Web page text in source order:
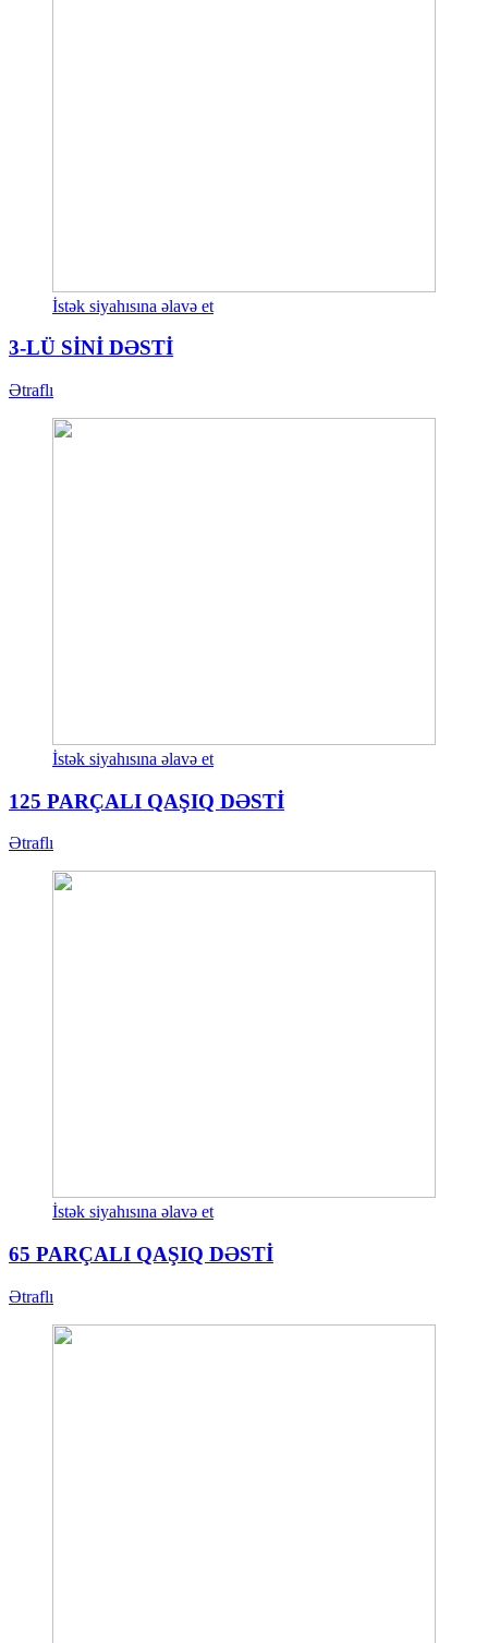
İstək siyahısına əlavə et
3-LÜ SİNİ DƏSTİ
Ətraflı
İstək siyahısına əlavə et
125 PARÇALI QAŞIQ DƏSTİ
Ətraflı
İstək siyahısına əlavə et
65 PARÇALI QAŞIQ DƏSTİ
Ətraflı